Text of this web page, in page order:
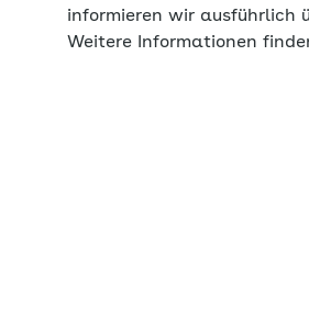
informieren wir ausführlich
Weitere Informationen